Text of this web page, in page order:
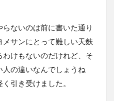
ないのは前に書いた通り
サンにとって難しい天麩
けもないのだけれど、そ
人の違いなんでしょうね
引き受けました。